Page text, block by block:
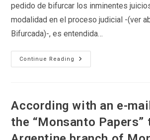
pedido de bifurcar los inminentes
modalidad en el proceso judicial -(ver
Bifurcada)-, es entendida…
Continue Reading
Causas
Por
Brent
Wisner
Volverá
Ser
According with an e-
the “Monsanto Papers”